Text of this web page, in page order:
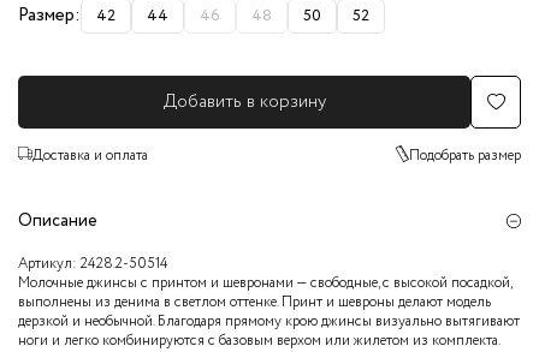
Размер:
42 44 46 48 50 52
Добавить в корзину
Доставка и оплата Подобрать размер
Описание
Артикул: 2428.2-50514
Молочные джинсы с принтом и шевронами — свободные, с высокой посадкой,
выполнены из денима в светлом оттенке. Принт и шевроны делают модель
дерзкой и необычной. Благодаря прямому крою джинсы визуально вытягивают
ноги и легко комбинируются с базовым верхом или жилетом из комплекта.